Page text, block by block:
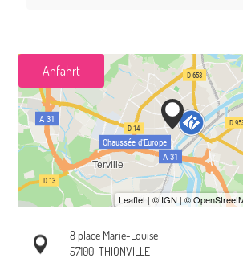
Anfahrt
8 place Marie-Louise
57100 THIONVILLE